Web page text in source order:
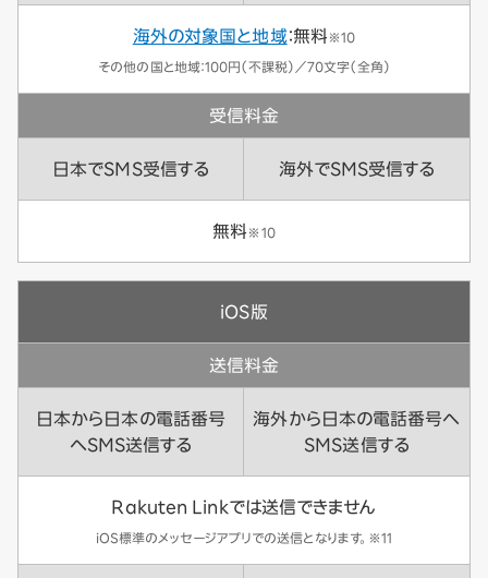
海外の対象国と地域：無料 ※10
その他の国と地域：100円（不課税）／70文字（全角）
受信料金
日本でSMS受信する 海外でSMS受信する
無料 ※10
iOS版
送信料金
日本から日本の電話番号
へSMS送信する
海外から日本の電話番号へ
SMS送信する
Rakuten Linkでは送信できません
iOS標準のメッセージアプリでの送信となります。※11